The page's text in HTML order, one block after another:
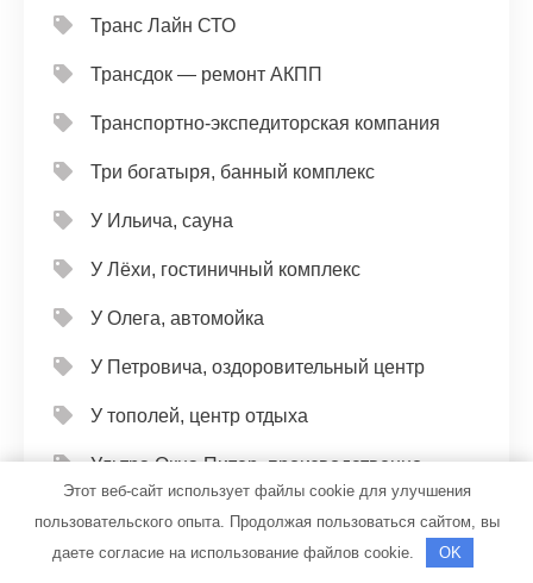
Транс Лайн СТО
Трансдок — ремонт АКПП
Транспортно-экспедиторская компания
Три богатыря, банный комплекс
У Ильича, сауна
У Лёхи, гостиничный комплекс
У Олега, автомойка
У Петровича, оздоровительный центр
У тополей, центр отдыха
Ультра Окна Питер, производственно-
монтажная компания
Этот веб-сайт использует файлы cookie для улучшения
пользовательского опыта. Продолжая пользоваться сайтом, вы
даете согласие на использование файлов cookie.
OK